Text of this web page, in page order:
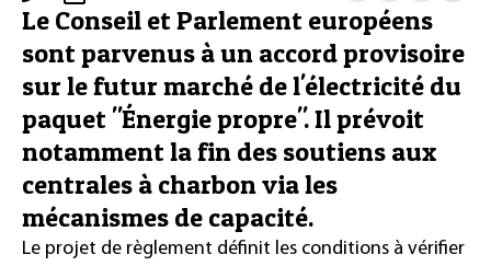
Le Conseil et Parlement européens
sont parvenus à un accord provisoire
sur le futur marché de l'électricité du
paquet "Énergie propre". Il prévoit
notamment la fin des soutiens aux
centrales à charbon via les
mécanismes de capacité.
Le projet de règlement définit les conditions à vérifier